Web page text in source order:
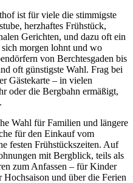
ist für viele die stimmigste
herzhaftes Frühstück,
Gerichten, und dazu oft ein
morgen lohnt und wo
von Berchtesgaden bis
oft günstigste Wahl. Frag bei
Gästekarte – in vielen
oder die Bergbahn ermäßigt,
Wahl für Familien und längere
für den Einkauf vom
festen Frühstückszeiten. Auf
mit Bergblick, teils als
zum Anfassen – für Kinder
und über die Ferien